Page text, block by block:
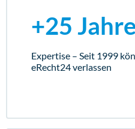
+25 Jahre
Expertise – Seit 1999
eRecht24 verlassen